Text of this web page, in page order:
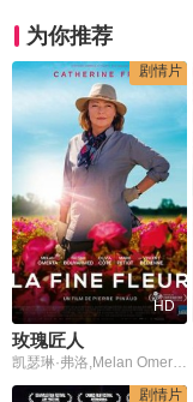
为你推荐
剧情片
HD
玫瑰匠人
凯瑟琳·弗洛,Melan Omerta,法萨·布亚梅,奥利维亚·科特,Marie Petiot,樊尚·德迪安
剧情片